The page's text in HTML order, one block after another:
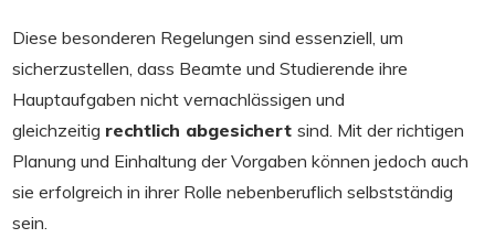
Diese besonderen Regelungen sind essenziell, um
sicherzustellen, dass Beamte und Studierende ihre
Hauptaufgaben nicht vernachlässigen und
gleichzeitig rechtlich abgesichert sind. Mit der richtigen
Planung und Einhaltung der Vorgaben können jedoch auch
sie erfolgreich in ihrer Rolle nebenberuflich selbstständig
sein.